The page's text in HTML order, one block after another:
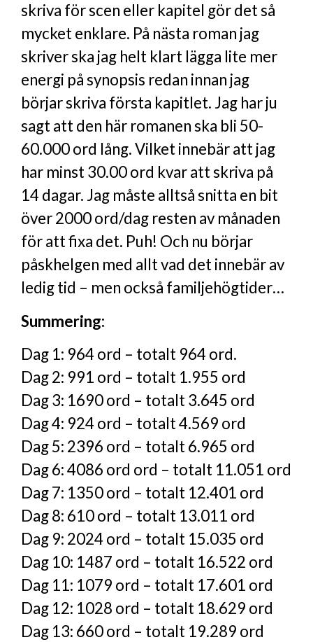
skriva för scen eller kapitel gör det så
mycket enklare. På nästa roman jag
skriver ska jag helt klart lägga lite mer
energi på synopsis redan innan jag
börjar skriva första kapitlet. Jag har ju
sagt att den här romanen ska bli 50-
60.000 ord lång. Vilket innebär att jag
har minst 30.00 ord kvar att skriva på
14 dagar. Jag måste alltså snitta en bit
över 2000 ord/dag resten av månaden
för att fixa det. Puh! Och nu börjar
påskhelgen med allt vad det innebär av
ledig tid – men också familjehögtider…
Summering:
Dag 1: 964 ord – totalt 964 ord.
Dag 2: 991 ord – totalt 1.955 ord
Dag 3: 1690 ord – totalt 3.645 ord
Dag 4: 924 ord – totalt 4.569 ord
Dag 5: 2396 ord – totalt 6.965 ord
Dag 6: 4086 ord ord – totalt 11.051 ord
Dag 7: 1350 ord – totalt 12.401 ord
Dag 8: 610 ord – totalt 13.011 ord
Dag 9: 2024 ord – totalt 15.035 ord
Dag 10: 1487 ord – totalt 16.522 ord
Dag 11: 1079 ord – totalt 17.601 ord
Dag 12: 1028 ord – totalt 18.629 ord
Dag 13: 660 ord – totalt 19.289 ord